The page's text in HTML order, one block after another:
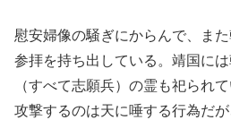
慰安婦像の騒ぎにからんで、ま
参拝を持ち出している。靖国に
（すべて志願兵）の霊も祀られ
攻撃するのは天に唾する行為だ